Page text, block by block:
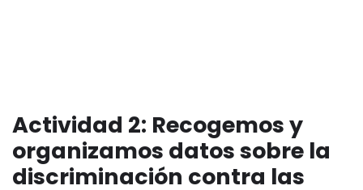
Actividad 2: Recogemos y
organizamos datos sobre la
discriminación contra las